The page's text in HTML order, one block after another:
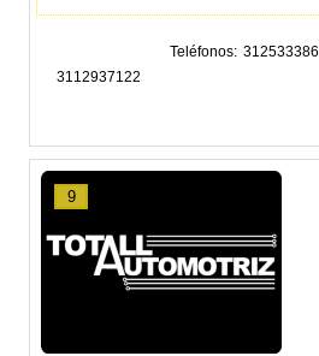
Teléfonos
3112937122
9